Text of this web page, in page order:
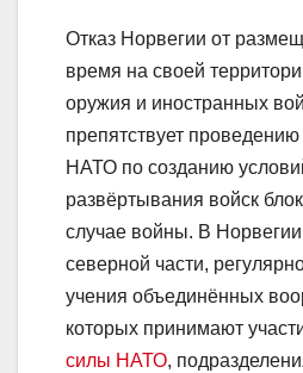
Отказ Норвегии от
время на своей
оружия и иностранных
препятствует
НАТО по созданию
развёртывания войск
случае войны. В
северной части,
учения объединённых
которых принимают
силы НАТО,